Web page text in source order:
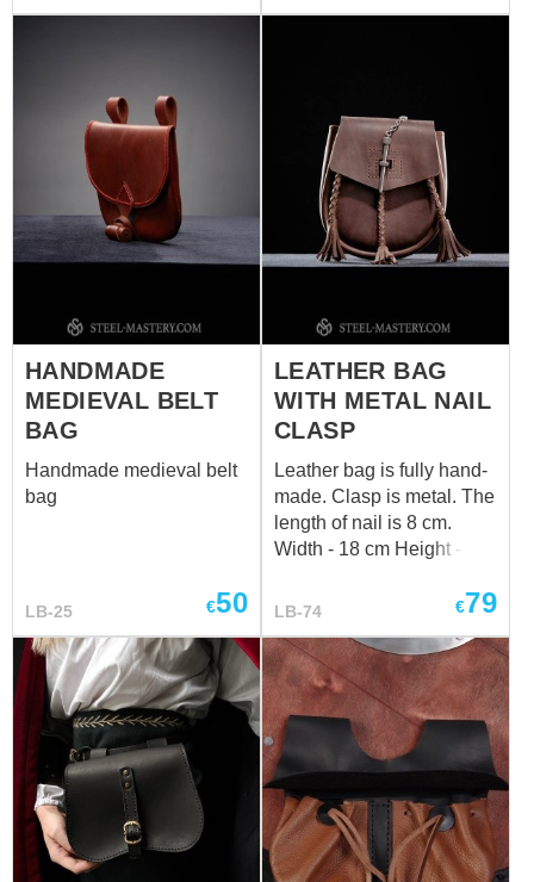
HANDMADE
MEDIEVAL BELT
BAG
Handmade medieval belt
bag
LB-25 €50
LEATHER BAG
WITH METAL NAIL
CLASP
Leather bag is fully hand-
made. Clasp is metal. The
length of nail is 8 cm.
Width - 18 cm Height - 21
LB-74 €79